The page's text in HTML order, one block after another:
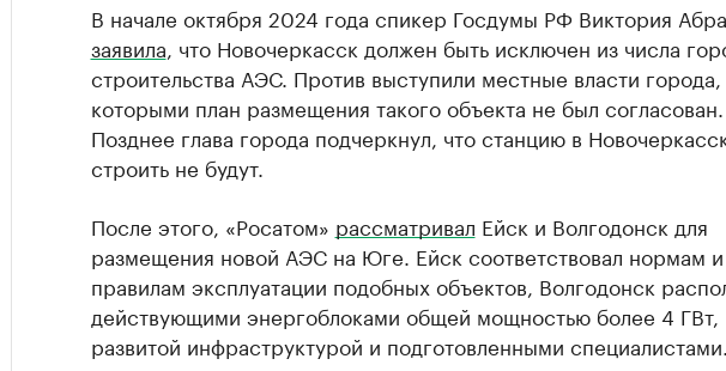
В начале октября 2024 года спикер Госдумы РФ Виктория
заявила , что Новочеркасск должен быть исключен из числа
строительства АЭС. Против выступили местные власти
которыми план размещения такого объекта не был согласован.
Позднее глава города подчеркнул, что станцию в
строить не будут.
После этого, «Росатом» рассматривал Ейск и Волгодонск для
размещения новой АЭС на Юге. Ейск соответствовал нормам и
правилам эксплуатации подобных объектов, Волгодонск
действующими энергоблоками общей мощностью более 4 ГВт,
развитой инфраструктурой и подготовленными